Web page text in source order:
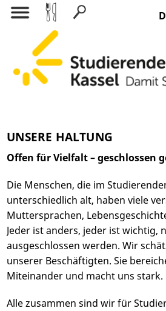
Suchen nach:
UNSERE HALTUNG
Offen für Vielfalt – geschlossen
Die Menschen, die im
unterschiedlich alt, haben viele
Muttersprachen,
Jeder ist anders, jeder ist wichtig,
ausgeschlossen werden. Wir
unserer Beschäftigten. Sie
Miteinander und macht uns stark.
Alle zusammen sind wir für